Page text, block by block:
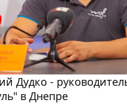
Дудко -
в Днепре